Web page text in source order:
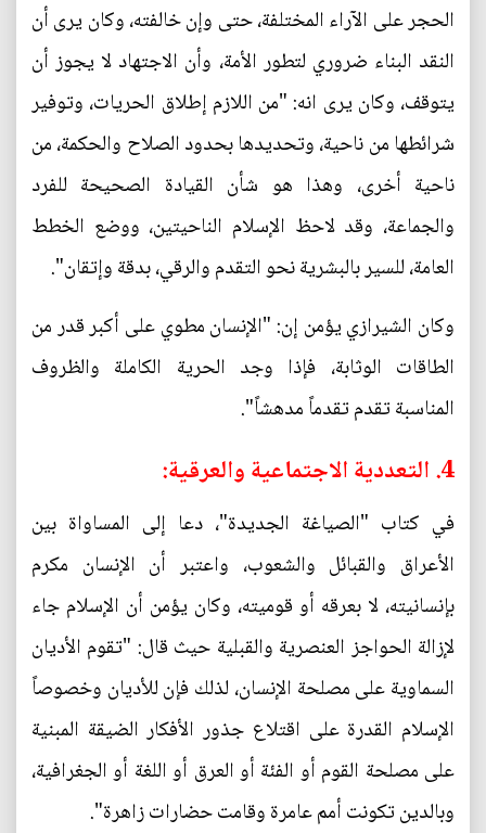
الحجر على الآراء المختلفة، حتى وإن خالفته، وكان يرى أن
النقد البناء ضروري لتطور الأمة، وأن الاجتهاد لا يجوز أن
يتوقف، وكان يرى انه: "من اللازم إطلاق الحريات، وتوفير
شرائطها من ناحية، وتحديدها بحدود الصلاح والحكمة، من
ناحية أخرى، وهذا هو شأن القيادة الصحيحة للفرد
والجماعة، وقد لاحظ الإسلام الناحيتين، ووضع الخطط
العامة، للسير بالبشرية نحو التقدم والرقي، بدقة وإتقان".
وكان الشيرازي يؤمن إن: "الإنسان مطوي على أكبر قدر من
الطاقات الوثابة، فإذا وجد الحرية الكاملة والظروف
المناسبة تقدم تقدماً مدهشاً".
4. التعددية الاجتماعية والعرقية:
في كتاب "الصياغة الجديدة"، دعا إلى المساواة بين
الأعراق والقبائل والشعوب، واعتبر أن الإنسان مكرم
بإنسانيته، لا بعرقه أو قوميته، وكان يؤمن أن الإسلام جاء
لإزالة الحواجز العنصرية والقبلية حيث قال: "تقوم الأديان
السماوية على مصلحة الإنسان، لذلك فإن للأديان وخصوصاً
الإسلام القدرة على اقتلاع جذور الأفكار الضيقة المبنية
على مصلحة القوم أو الفئة أو العرق أو اللغة أو الجغرافية،
وبالدين تكونت أمم عامرة وقامت حضارات زاهرة".